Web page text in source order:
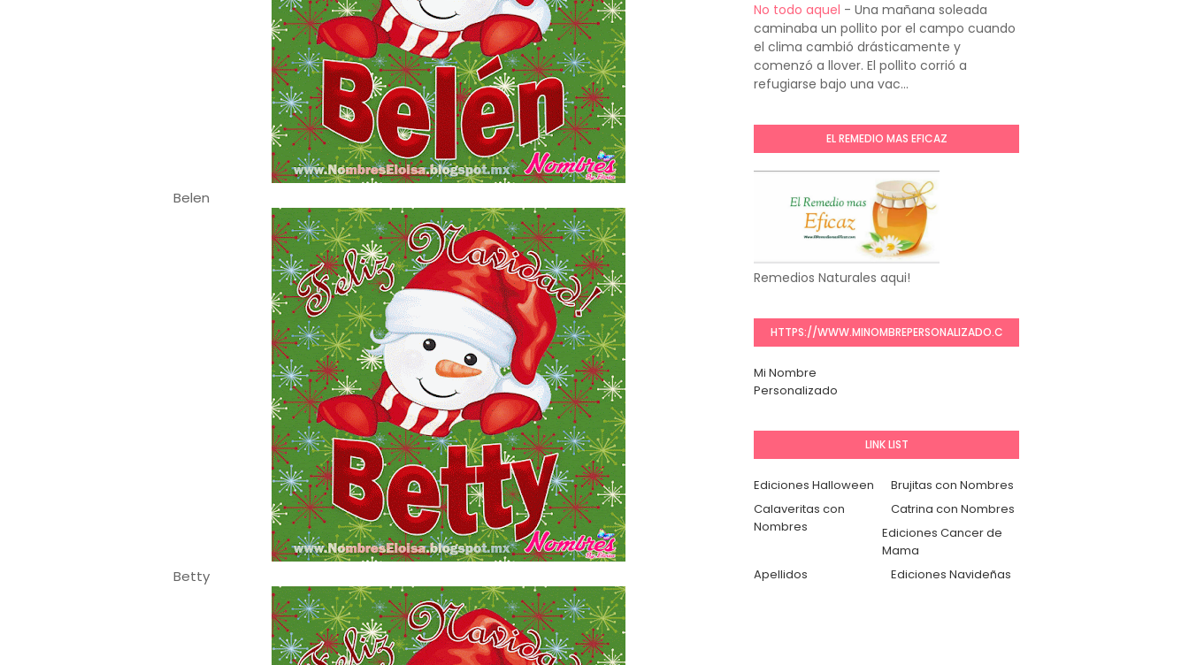
Belen
Betty
No todo aquel - Una mañana soleada
caminaba un pollito por el campo cuando
el clima cambió drásticamente y
comenzó a llover. El pollito corrió a
refugiarse bajo una vac...
EL REMEDIO MAS EFICAZ
Remedios Naturales aqui!
HTTPS://WWW.MINOMBREPERSONALIZADO.C
Mi Nombre
Personalizado
LINK LIST
Ediciones Halloween
Brujitas con Nombres
Calaveritas con
Nombres
Catrina con Nombres
Ediciones Cancer de
Mama
Ediciones Navideñas
Apellidos